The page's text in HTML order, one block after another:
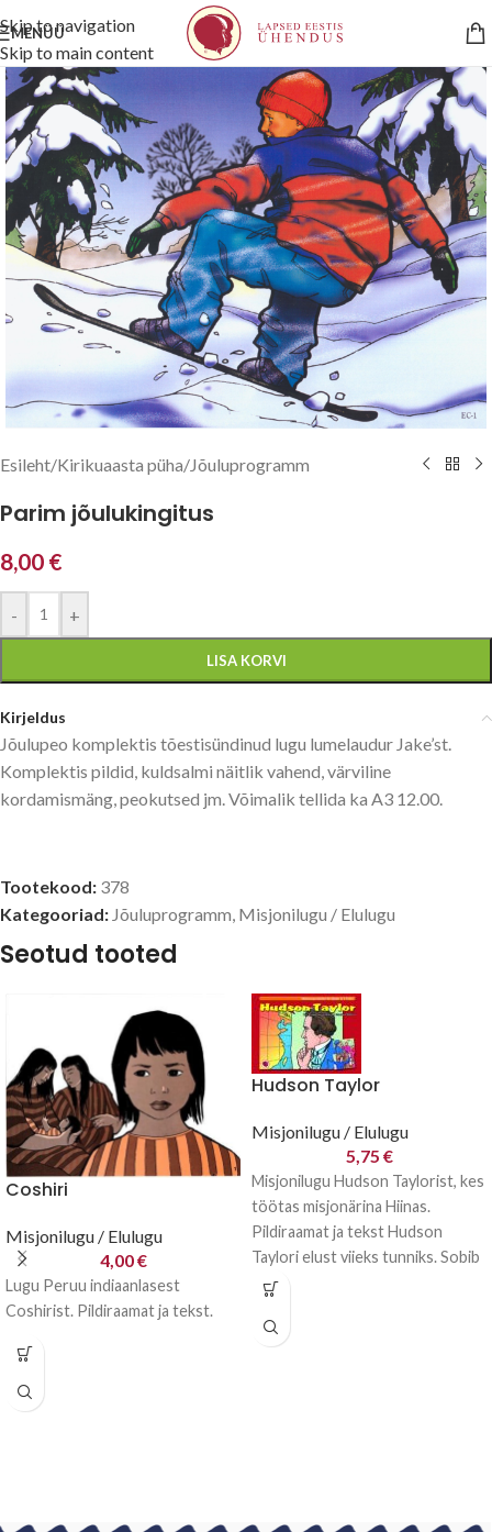
Skip to navigation
Skip to main content
MENÜÜ
Esileht/Kirikuaasta püha/Jõuluprogramm
Parim jõulukingitus
8,00 €
- +
LISA KORVI
Kirjeldus
Jõulupeo komplektis tõestisündinud lugu lumelaudur Jake’st.
Komplektis pildid, kuldsalmi näitlik vahend, värviline
kordamismäng, peokutsed jm. Võimalik tellida ka A3 12.00.
Tootekood: 378
Kategooriad: Jõuluprogramm, Misjonilugu / Elulugu
Seotud tooted
Coshiri
Misjonilugu / Elulugu
4,00€
Lugu Peruu indiaanlasest
Coshirist. Pildiraamat ja tekst.
Hudson Taylor
Misjonilugu / Elulugu
5,75 €
Misjonilugu Hudson Taylorist, kes
töötas misjonärina Hiinas.
Pildiraamat ja tekst Hudson
Taylori elust viieks tunniks. Sobib
kasutada järjejutuna